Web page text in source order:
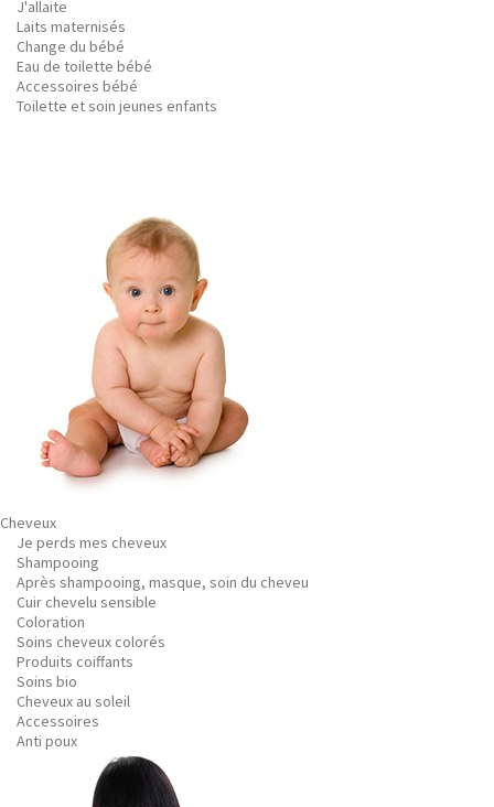
J'allaite
Laits maternisés
Change du bébé
Eau de toilette bébé
Accessoires bébé
Toilette et soin jeunes enfants
Cheveux
Je perds mes cheveux
Shampooing
Après shampooing, masque, soin du cheveu
Cuir chevelu sensible
Coloration
Soins cheveux colorés
Produits coiffants
Soins bio
Cheveux au soleil
Accessoires
Anti poux